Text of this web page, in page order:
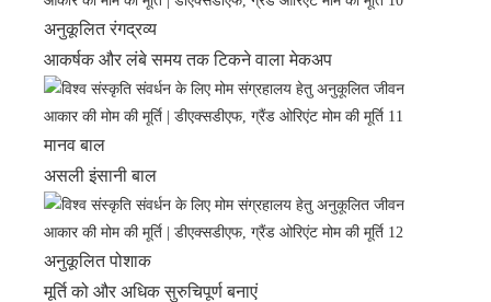
अनुकूलित रंगद्रव्य
आकर्षक और लंबे समय तक टिकने वाला मेकअप
मानव बाल
असली इंसानी बाल
अनुकूलित पोशाक
मूर्ति को और अधिक सुरुचिपूर्ण बनाएं